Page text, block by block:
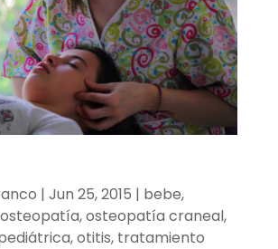
| Jun 25, 2015 | bebe,
osteopatía,osteopatía craneal,
,otitis, tratamiento